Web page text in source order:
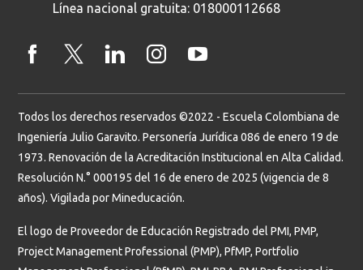
Línea nacional gratuita: 018000112668
Todos los derechos reservados ©2022 - Escuela Colombiana de
Ingeniería Julio Garavito. Personería Jurídica 086 de enero 19 de
1973. Renovación de la Acreditación Institucional en Alta Calidad.
Resolución N.° 000195 del 16 de enero de 2025 (vigencia de 8
años). Vigilada por Mineducación.
El logo de Proveedor de Educación Registrado del PMI, PMP,
Project Management Professional (PMP), PfMP, Portfolio